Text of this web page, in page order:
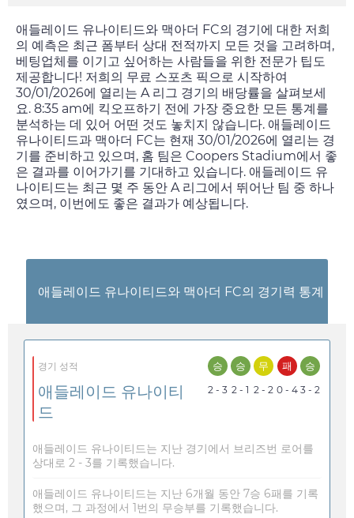
애들레이드 유나이티드와 맥아더 FC의 경기에 대한 저희
의 예측은 최근 폼부터 상대 전적까지 모든 것을 고려하며,
베팅업체를 이기고 싶어하는 사람들을 위한 전문가 팁도
제공합니다! 저희의 무료 스포츠 픽으로 시작하여
30/01/2026에 열리는 A 리그 경기의 배당률을 살펴보세
요. 8:35 am에 킥오프하기 전에 가장 중요한 모든 통계를
분석하는 데 있어 어떤 것도 놓치지 않습니다. 애들레이드
유나이티드과 맥아더 FC는 현재 30/01/2026에 열리는 경
기를 준비하고 있으며, 홈 팀은 Coopers Stadium에서 좋
은 결과를 이어가기를 기대하고 있습니다. 애들레이드 유
나이티드는 최근 몇 주 동안 A 리그에서 뛰어난 팀 중 하나
였으며, 이번에도 좋은 결과가 예상됩니다.
애들레이드 유나이티드와 맥아더 FC의 경기력 통계
경기 성적
애들레이드 유나이티
드
승
2 - 3
승
2 - 1
무
2 - 2
패
0 - 4
승
3 - 2
애들레이드 유나이티드는 지난 경기에서 브리즈번 로어를
상대로 2 - 3를 기록했습니다.
애들레이드 유나이티드는 지난 6개월 동안 7승 6패를 기록
했으며, 그 과정에서 1번의 무승부를 기록했습니다.